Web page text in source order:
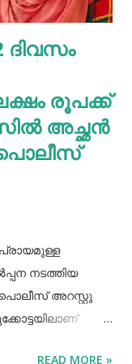
റാഗിക്ക്
രഹിതവും
കൂടുതൽ
ദിവസം
രൂപക്ക്
അച്ഛൻ
പൊലീസ്
പ്രായമുള്ള
നടത്തിയ
അറസ്റ്റു
READ MORE »